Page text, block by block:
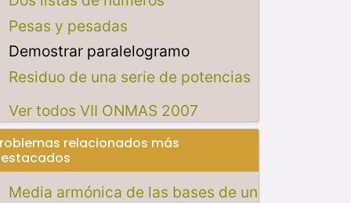
Pesas y pesadas
Demostrar paralelogramo
Residuo de una serie de potencias
Ver todos VII ONMAS 2007
relacionados más
Media armónica de las bases de un